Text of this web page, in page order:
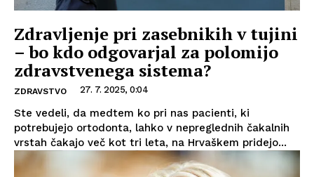
Zdravljenje pri zasebnikih v tujini
– bo kdo odgovarjal za polomijo
zdravstvenega sistema?
ZDRAVSTVO 27. 7. 2025, 0:04
Ste vedeli, da medtem ko pri nas pacienti, ki
potrebujejo ortodonta, lahko v nepreglednih čakalnih
vrstah čakajo več kot tri leta, na Hrvaškem pridejo...